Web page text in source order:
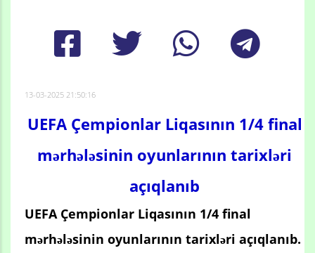
13-03-2025 21:50:16
UEFA Çempionlar Liqasının 1/4 final
mərhələsinin oyunlarının tarixləri
açıqlanıb
UEFA Çempionlar Liqasının 1/4 final
mərhələsinin oyunlarının tarixləri açıqlanıb.